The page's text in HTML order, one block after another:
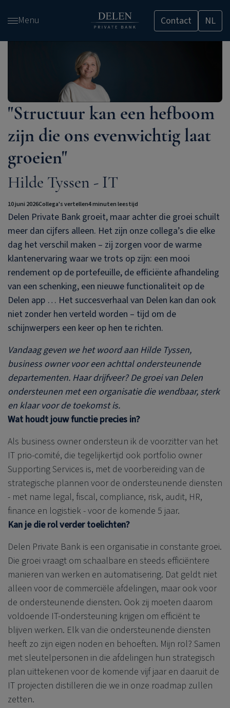
en
Menu Contact NL
"Structuur kan een hefboom
zijn die ons evenwichtig laat
groeien"
Hilde Tyssen - IT
10 juni 2026Collega's vertellen4 minuten leestijd
Delen Private Bank groeit, maar achter die groei schuilt
meer dan cijfers alleen. Het zijn onze collega’s die elke
dag het verschil maken – zij zorgen voor de warme
klantenervaring waar we trots op zijn: een mooi
rendement op de portefeuille, de efficiënte afhandeling
van een schenking, een nieuwe functionaliteit op de
Delen app … Het succesverhaal van Delen kan dan ook
niet zonder hen verteld worden – tijd om de
schijnwerpers een keer op hen te richten.
Vandaag geven we het woord aan Hilde Tyssen,
business owner voor een achttal ondersteunende
departementen. Haar drijfveer? De groei van Delen
ondersteunen met een organisatie die wendbaar, sterk
en klaar voor de toekomst is.
Wat houdt jouw functie precies in?
Als business owner ondersteun ik de voorzitter van het
IT prio-comité, die tegelijkertijd ook portfolio owner
Supporting Services is, met de voorbereiding van de
strategische plannen voor de ondersteunende diensten
- met name legal, fiscal, compliance, risk, audit, HR,
finance en logistiek - voor de komende 5 jaar.
Kan je die rol verder toelichten?
Delen Private Bank is een organisatie in constante groei.
Die groei vraagt om schaalbare en steeds efficiëntere
manieren van werken en automatisering. Dat geldt niet
alleen voor de commerciële afdelingen, maar ook voor
de ondersteunende diensten. Ook zij moeten daarom
voldoende IT-ondersteuning krijgen om efficiënt te
blijven werken. Elk van die ondersteunende diensten
heeft zo zijn eigen noden en behoeften. Mijn rol? Samen
met sleutelpersonen in die afdelingen hun strategisch
plan uittekenen voor de komende vijf jaar en daaruit de
IT projecten distilleren die we in onze roadmap zullen
zetten.